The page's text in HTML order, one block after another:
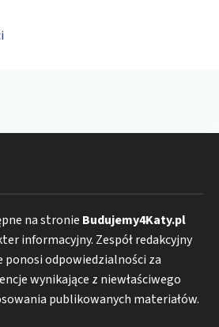
na stronie Budujemy4Katy.pl
informacyjny. Zespół redakcyjny
ponosi odpowiedzialności za
wynikające z niewłaściwego
publikowanych materiałów.